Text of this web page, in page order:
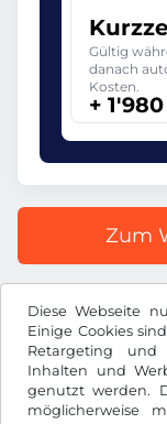
Diese Webseite
Einige Cookies
Retargeting und
Inhalten und
genutzt werden.
möglicherweise
Gültig
danach
Kosten.
+
Zum
Alle Preise inkl.
FtHUF